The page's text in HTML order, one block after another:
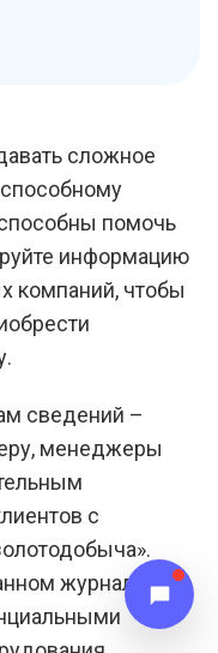
сложное
помочь
информацию
компаний, чтобы
сведений –
менеджеры
с
журнале